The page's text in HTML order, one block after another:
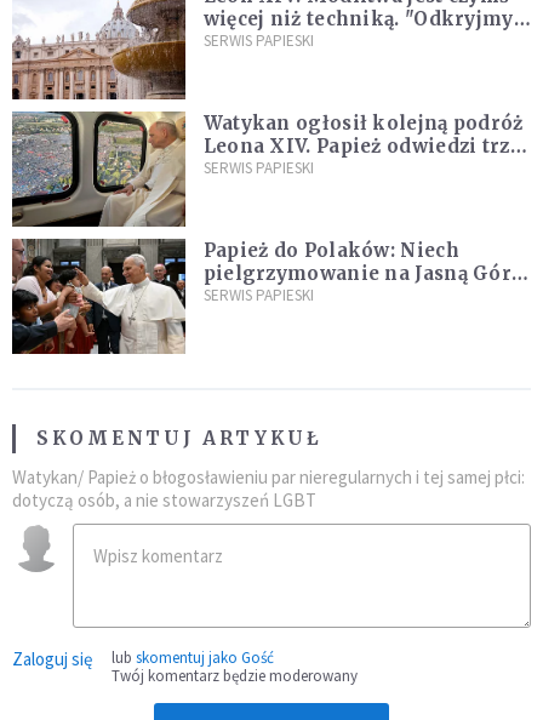
więcej niż techniką. "Odkryjmy
ją na nowo"
SERWIS PAPIESKI
Watykan ogłosił kolejną podróż
Leona XIV. Papież odwiedzi trzy
kraje Ameryki Południowej
SERWIS PAPIESKI
Papież do Polaków: Niech
pielgrzymowanie na Jasną Górę
umocni wiarę i nadzieję
SERWIS PAPIESKI
SKOMENTUJ ARTYKUŁ
Watykan/ Papież o błogosławieniu par nieregularnych i tej samej płci:
dotyczą osób, a nie stowarzyszeń LGBT
Zaloguj się lub skomentuj jako Gość
Twój komentarz będzie moderowany